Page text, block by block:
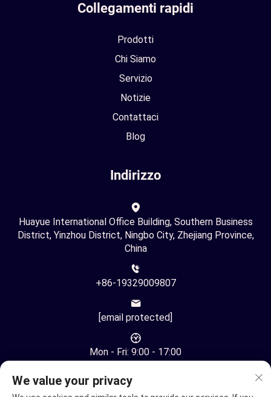
Collegamenti rapidi
Prodotti
Chi Siamo
Servizio
Notizie
Contattaci
Blog
Indirizzo
Huayue International Office Building, Southern Business
District, Yinzhou District, Ningbo City, Zhejiang Province,
China
+86-19329009807
[email protected]
Mon - Fri: 9:00 - 17:00
We value your privacy